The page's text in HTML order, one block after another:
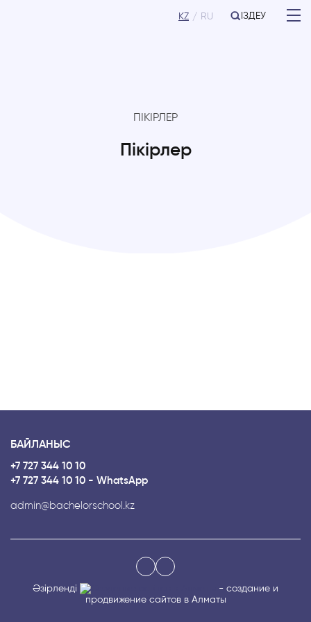
KZ RU ІЗДЕУ
ПІКІРЛЕР
Пікірлер
БАЙЛАНЫС
+7 727 344 10 10
+7 727 344 10 10 - WhatsApp
admin@bachelorschool.kz
Әзірленді
- создание и
продвижение сайтов в Алматы